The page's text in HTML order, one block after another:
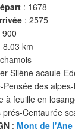
: 1678
: 2575
900
8.03 km
Silène acaule-
Pensée des
à feuille en
prés-Centaurée
: Mont de l'Ane